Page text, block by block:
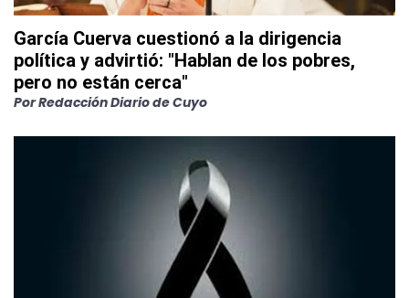
García Cuerva cuestionó a la dirigencia
política y advirtió: "Hablan de los pobres,
pero no están cerca"
PorRedacción Diario de Cuyo